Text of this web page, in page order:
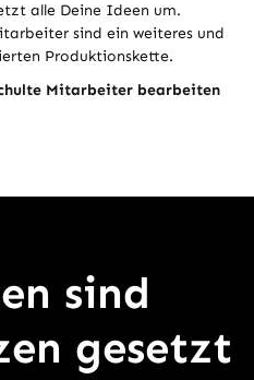
alle Deine Ideen um.
sind ein weiteres und
Produktionskette.
Mitarbeiter bearbeiten
sind
gesetzt